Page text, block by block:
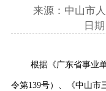
来源：中山市
日
根据《广东省事业
令第139号）、《中山市